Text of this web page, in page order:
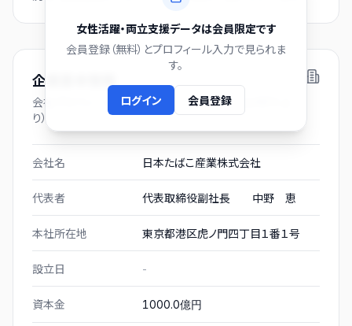
女性活躍・両立支援データは会員限定です
会員登録（無料）とプロフィール入力で見られま
す。
ログイン 会員登録
企業基本情報
会社プロフィール（有価証券報告書および gBizINFO よ
り）
会社名 日本たばこ産業株式会社
代表者 代表取締役副社長 中野 恵
本社所在地 東京都港区虎ノ門四丁目１番１号
設立日 -
資本金 1000.0億円